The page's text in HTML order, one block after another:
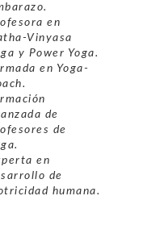
en
Vinyasa
y Power Yoga.
en Yoga-
de
de
en
de
humana.